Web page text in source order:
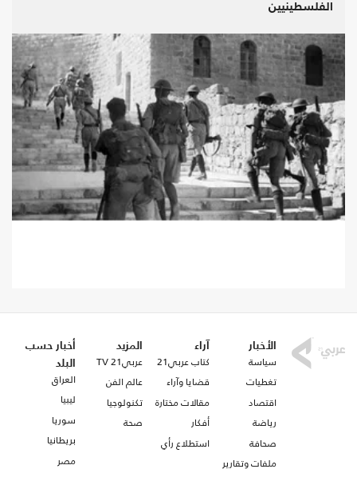
الفلسطينيين
الأخبار
سياسة
تغطيات
اقتصاد
رياضة
صحافة
ملفات وتقارير
آراء
كتاب عربي21
قضايا وآراء
مقالات مختارة
أفكار
استطلاع رأي
المزيد
عربي21 TV
عالم الفن
تكنولوجيا
صحة
أخبار حسب
البلد
العراق
ليبيا
سوريا
بريطانيا
مصر